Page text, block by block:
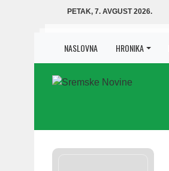
PETAK, 7. AVGUST 2026.
NASLOVNA HRONIKA